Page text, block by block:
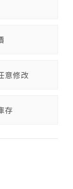
意修改
存